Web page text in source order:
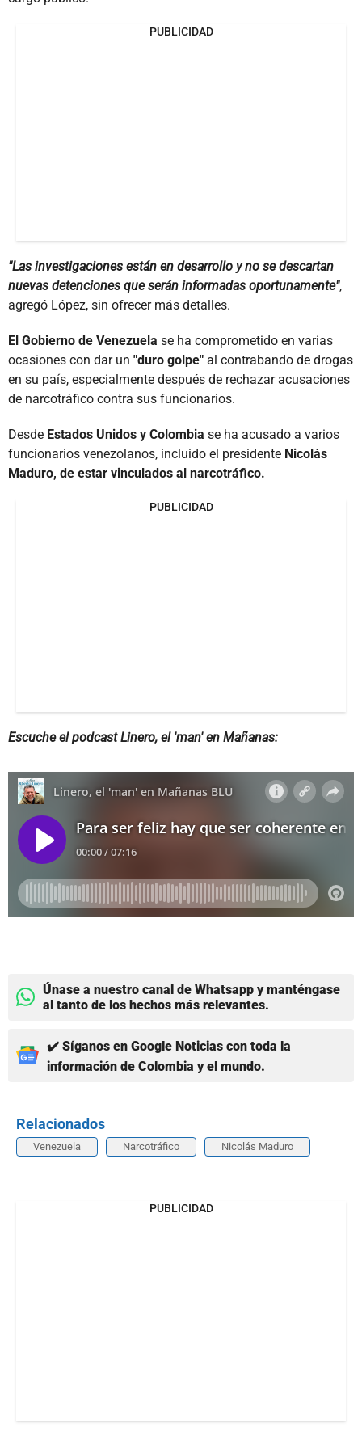
PUBLICIDAD
"Las investigaciones están en desarrollo y no se descartan
nuevas detenciones que serán informadas oportunamente",
agregó López, sin ofrecer más detalles.
El Gobierno de Venezuela se ha comprometido en varias
ocasiones con dar un "duro golpe" al contrabando de drogas
en su país, especialmente después de rechazar acusaciones
de narcotráfico contra sus funcionarios.
Desde Estados Unidos y Colombia se ha acusado a varios
funcionarios venezolanos, incluido el presidente Nicolás
Maduro, de estar vinculados al narcotráfico.
PUBLICIDAD
Escuche el podcast Linero, el 'man' en Mañanas:
Únase a nuestro canal de Whatsapp y manténgase
al tanto de los hechos más relevantes.
✔️ Síganos en Google Noticias con toda la
información de Colombia y el mundo.
Relacionados
Venezuela Narcotráfico Nicolás Maduro
PUBLICIDAD